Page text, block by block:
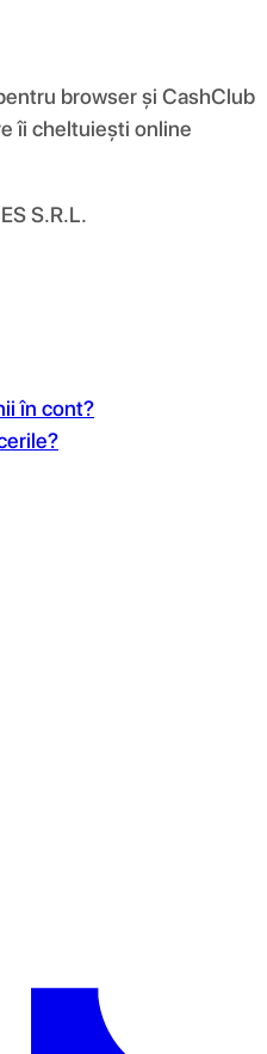
browser și CashClub
îi cheltuiești online
S.R.L.
în cont?